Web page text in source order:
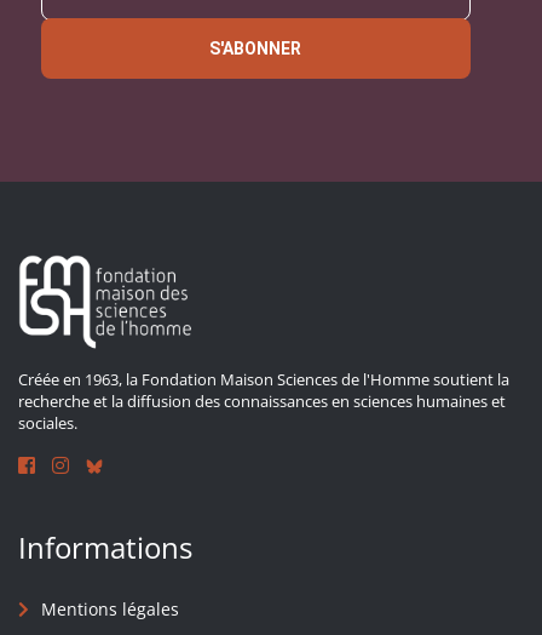
S'ABONNER
Créée en 1963, la Fondation Maison Sciences de l'Homme soutient la
recherche et la diffusion des connaissances en sciences humaines et
sociales.
Informations
Mentions légales